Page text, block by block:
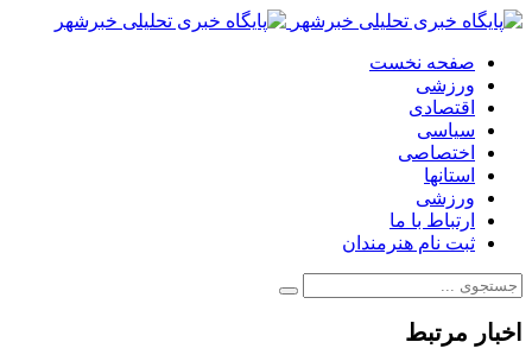
صفحه نخست
ورزشی
اقتصادی
سیاسی
اختصاصی
استانها
ورزشی
ارتباط با ما
ثبت نام هنرمندان
اخبار مرتبط